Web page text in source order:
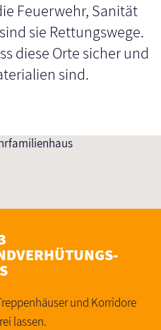
Feuerwehr, Sanität
sie Rettungswege.
diese Orte sicher und
sind.
und Korridore
lassen.